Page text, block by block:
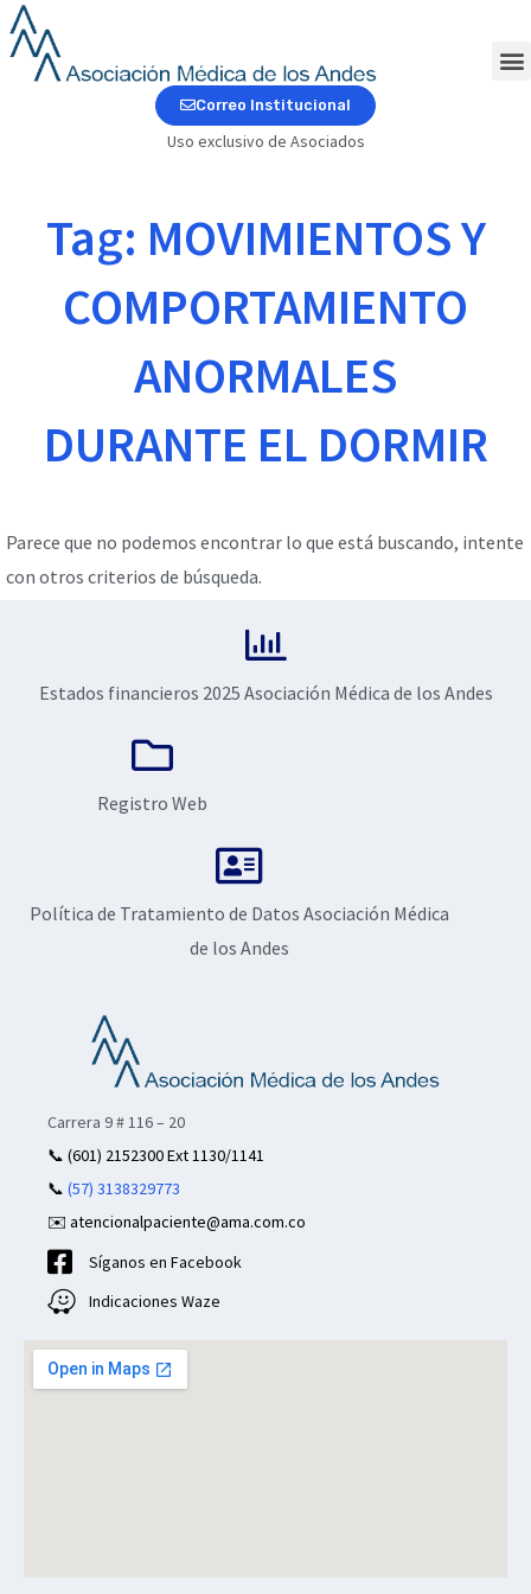
al
contenido
Correo Institucional
Uso exclusivo de Asociados
Tag: MOVIMIENTOS Y
COMPORTAMIENTO
ANORMALES
DURANTE EL DORMIR
Parece que no podemos encontrar lo que está buscando, intente
con otros criterios de búsqueda.
Estados financieros 2025 Asociación Médica de los Andes
Registro Web
Política de Tratamiento de Datos Asociación Médica
de los Andes
Carrera 9 # 116 – 20
📞 (601) 2152300 Ext 1130/1141
📞 (57) 3138329773
✉️ atencionalpaciente@ama.com.co
Síganos en Facebook
Indicaciones Waze